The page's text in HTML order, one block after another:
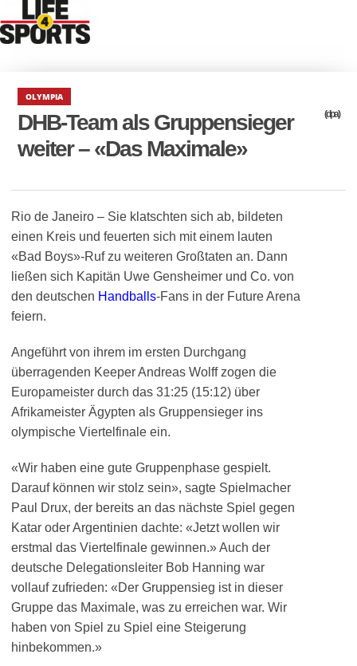
OLYMPIA
DHB-Team als Gruppensieger
weiter – «Das Maximale»
(dpa)
Rio de Janeiro – Sie klatschten sich ab, bildeten
einen Kreis und feuerten sich mit einem lauten
«Bad Boys»-Ruf zu weiteren Großtaten an. Dann
ließen sich Kapitän Uwe Gensheimer und Co. von
den deutschen Handballs-Fans in der Future Arena
feiern.
Angeführt von ihrem im ersten Durchgang
überragenden Keeper Andreas Wolff zogen die
Europameister durch das 31:25 (15:12) über
Afrikameister Ägypten als Gruppensieger ins
olympische Viertelfinale ein.
«Wir haben eine gute Gruppenphase gespielt.
Darauf können wir stolz sein», sagte Spielmacher
Paul Drux, der bereits an das nächste Spiel gegen
Katar oder Argentinien dachte: «Jetzt wollen wir
erstmal das Viertelfinale gewinnen.» Auch der
deutsche Delegationsleiter Bob Hanning war
vollauf zufrieden: «Der Gruppensieg ist in dieser
Gruppe das Maximale, was zu erreichen war. Wir
haben von Spiel zu Spiel eine Steigerung
hinbekommen.»